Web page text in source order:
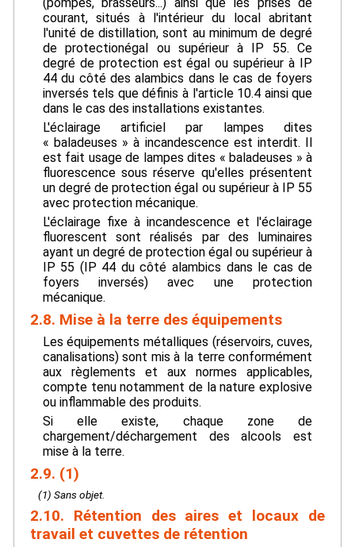
courant, situés à l'intérieur du local abritant
l'unité de distillation, sont au minimum de degré
de protectionégal ou supérieur à IP 55. Ce
degré de protection est égal ou supérieur à IP
44 du côté des alambics dans le cas de foyers
inversés tels que définis à l'article 10.4 ainsi que
dans le cas des installations existantes.
L'éclairage artificiel par lampes dites
« baladeuses » à incandescence est interdit. Il
est fait usage de lampes dites « baladeuses » à
fluorescence sous réserve qu'elles présentent
un degré de protection égal ou supérieur à IP 55
avec protection mécanique.
L'éclairage fixe à incandescence et l'éclairage
fluorescent sont réalisés par des luminaires
ayant un degré de protection égal ou supérieur à
IP 55 (IP 44 du côté alambics dans le cas de
foyers inversés) avec une protection
mécanique.
2.8. Mise à la terre des équipements
Les équipements métalliques (réservoirs, cuves,
canalisations) sont mis à la terre conformément
aux règlements et aux normes applicables,
compte tenu notamment de la nature explosive
ou inflammable des produits.
Si elle existe, chaque zone de
chargement/déchargement des alcools est
mise à la terre.
2.9. (1)
(1) Sans objet.
2.10. Rétention des aires et locaux de
travail et cuvettes de rétention